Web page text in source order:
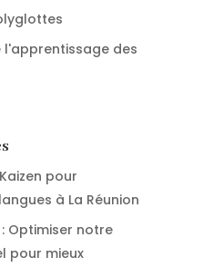
l'apprentissage des
pour
à La Réunion
Optimiser notre
pour mieux